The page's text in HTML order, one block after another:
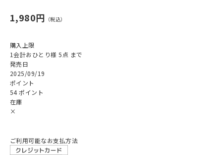
1,980円
購入上限
1会計おひとり様 5点 まで
発売日
2025/09/19
ポイント
54 ポイント
在庫
×
ご利用可能なお支払方法